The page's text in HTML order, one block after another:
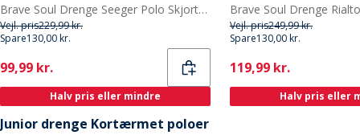
Brave Soul Drenge Seeger Polo Skjorte Ecru Marl
Vejl. pris229,99 kr.
Spare130,00 kr.
Current
99,99 kr.
Halv pris eller mindre
Vejl. pris249,99 kr.
Spare130,00 kr.
Current
119,99 kr.
Halv pris eller
Junior drenge Kortærmet poloer